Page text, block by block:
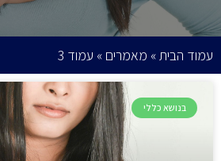
עמוד הבית» מאמרים » עמוד 3
בנושא כללי